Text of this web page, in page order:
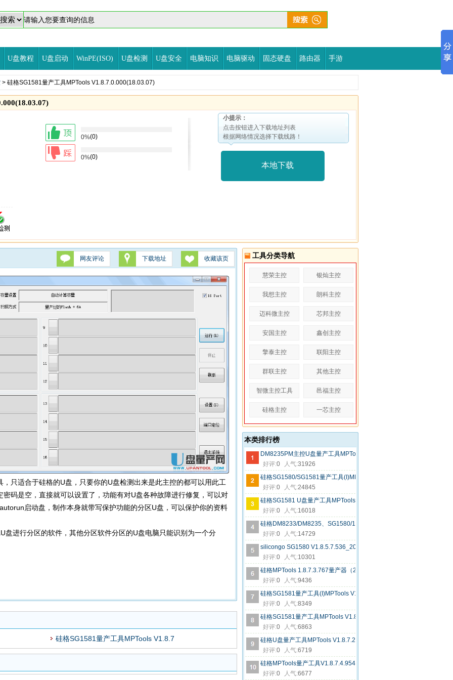
U盘教程 U盘启动 WinPE(ISO) U盘检测 U盘安全 电脑知识 电脑驱动 固态硬盘 路由器 手游
> 硅格SG1581量产工具MPTools V1.8.7.0.000(18.03.07)
0%(0)
0%(0)
小提示：
点击按钮进入下载地址列表
根据网络情况选择下载线路！
本地下载
网友评论 下载地址 收藏该页
只适合于硅格的U盘，只要你的U盘检测出来是此主控的都可以用此工
码是空，直接就可以设置了，功能有对U盘各种故障进行修复，可以对
启动盘，制作本身就带写保护功能的分区U盘，可以保护你的资料
进行分区的软件，其他分区软件分区的U盘电脑只能识别为一个分
硅格SG1581量产工具MPTools V1.8.7
工具分类导航
慧荣主控 银灿主控
我想主控 朗科主控
迈科微主控 芯邦主控
安国主控 鑫创主控
擎泰主控 联阳主控
群联主控 其他主控
智微主控工具 邑福主控
硅格主控 一芯主控
本类排行榜
DM8235PM主控U盘量产工具MPTool 21042-00.04(V017)版
好评:0 人气:31926
硅格SG1580/SG1581量产工具(I)MPTools V1.8.6.1.778（16.05.09）
好评:0 人气:24845
硅格SG1581 U盘量产工具MPTools V1.8.7.5.533(18.07.27)版
好评:0 人气:16018
硅格DM8233/DM8235、SG1580/1581量产工具MPTools
好评:0 人气:14729
silicongo SG1580 V1.8.5.7.536_20150221量产工具
好评:0 人气:10301
硅格MPTools 1.8.7.3.767量产器（20180601）
好评:0 人气:9436
硅格SG1581量产工具(I)MPTools V1.8.6.1.333_160224
好评:0 人气:8349
硅格SG1581量产工具MPTools V1.8.7.5.212绿色版
好评:0 人气:6863
硅格U盘量产工具MPTools V1.8.7.2.702（180504）
好评:0 人气:6719
硅格MPTools量产工具V1.8.7.4.954 180711中文版
好评:0 人气:6677